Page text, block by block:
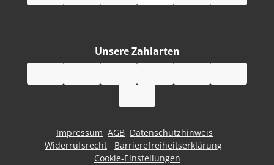
Unsere Zahlarten
Impressum AGB Datenschutzhinweis
Widerrufsrecht
Barrierefreiheitserklärung
Cookie-Einstellungen